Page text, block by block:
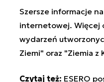
Szersze informacje
internetowej. Więcej
wydarzeń
Ziemi" oraz "Ziemia z
Czytaj też: ESERO